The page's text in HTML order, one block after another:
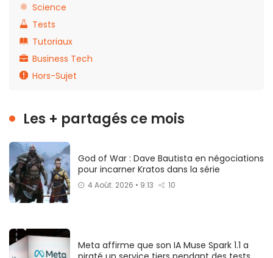
Science
Tests
Tutoriaux
Business Tech
Hors-Sujet
Les + partagés ce mois
God of War : Dave Bautista en négociations
pour incarner Kratos dans la série
4 Août. 2026 • 9:13 10
Meta affirme que son IA Muse Spark 1.1 a